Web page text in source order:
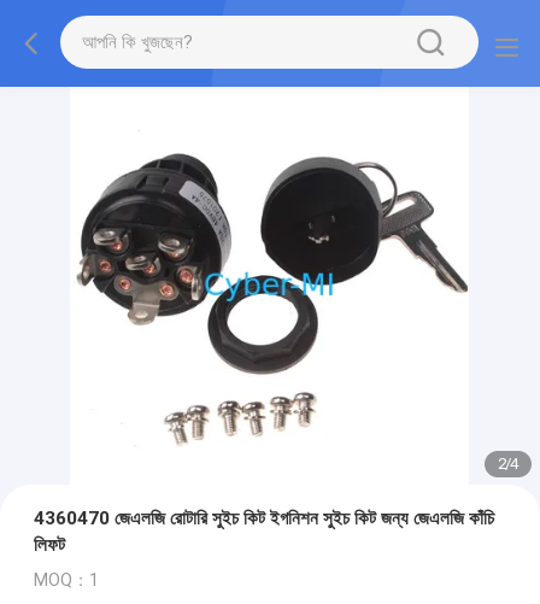
2/4
4360470 জেএলজি রোটারি সুইচ কিট ইগনিশন সুইচ কিট জন্য জেএলজি কাঁচি
লিফট
MOQ：1